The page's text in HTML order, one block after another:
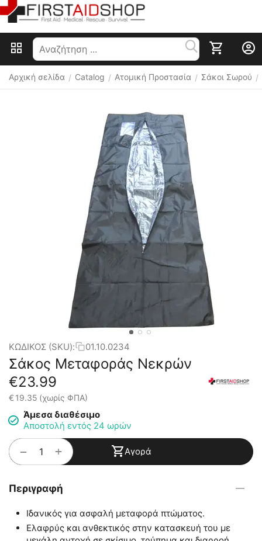
Αρχική σελίδα / Catalog / Ατομική Προστασία / Σάκοι Σωρού /
ΚΩΔΙΚΟΣ (SKU): 01.10.0234
Σάκος Μεταφοράς Νεκρών
€23.99
€19.35 (χωρίς ΦΠΑ)
Άμεσα διαθέσιμο
Αποστολή εντός 24 ωρών
+
− Αγορά
Περιγραφή
Ιδανικός για ασφαλή μεταφορά πτώματος.
Ελαφρύς και ανθεκτικός στην κατασκευή του με